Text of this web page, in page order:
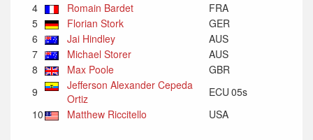
4
Romain Bardet
FRA
5
Florian Stork
GER
6
Jai Hindley
AUS
7
Michael Storer
AUS
8
Max Poole
GBR
9
Jefferson Alexander Cepeda
Ortiz
ECU 05s
10
Matthew Riccitello USA